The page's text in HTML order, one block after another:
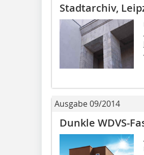
Stadtarchiv,
Ausgabe 09/2014
Dunkle WDVS-